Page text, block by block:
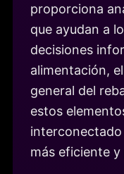
proporciona
que ayudan a
decisiones
alimentación,
general del
estos
más eficiente y